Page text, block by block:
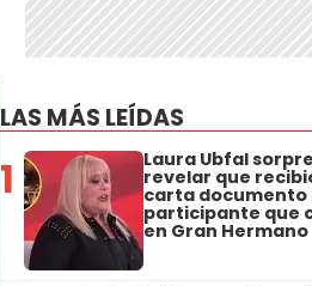
LAS MÁS LEÍDAS
1 Laura Ubfal
revelar que
carta documento
participante que
en Gran Hermano